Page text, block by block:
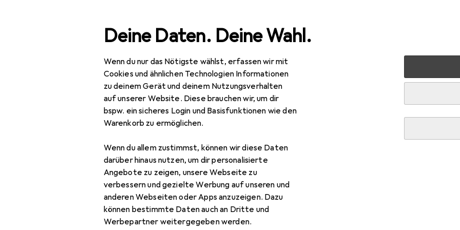
Deine Daten. Deine Wahl.
Wenn du nur das Nötigste wählst, erfassen wir mit
Cookies und ähnlichen Technologien Informationen
zu deinem Gerät und deinem Nutzungsverhalten
auf unserer Website. Diese brauchen wir, um dir
bspw. ein sicheres Login und Basisfunktionen wie den
Warenkorb zu ermöglichen.
Wenn du allem zustimmst, können wir diese Daten
darüber hinaus nutzen, um dir personalisierte
Angebote zu zeigen, unsere Webseite zu
verbessern und gezielte Werbung auf unseren und
anderen Webseiten oder Apps anzuzeigen. Dazu
können bestimmte Daten auch an Dritte und
Werbepartner weitergegeben werden.
Navigation nach KategorienGesamtsortiment Haushalt Küche Kochen + Zubereiten